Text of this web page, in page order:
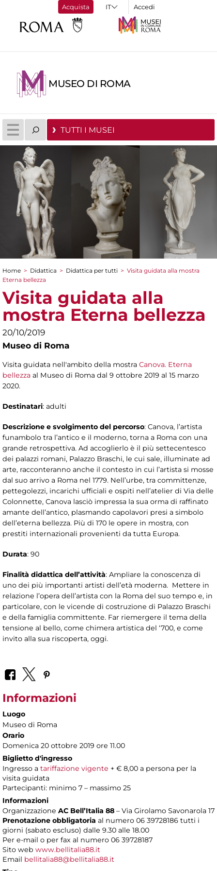
Acquista Accedi
MUSEO DI ROMA
TUTTI I MUSEI
Tu sei qui
Home > Didattica > Didattica per tutti > Visita guidata alla mostra
Eterna bellezza
Visita guidata alla
mostra Eterna bellezza
20/10/2019
Museo di Roma
Visita guidata nell'ambito della mostra Canova. Eterna
bellezza al Museo di Roma dal 9 ottobre 2019 al 15 marzo
2020.
Destinatari: adulti
Descrizione e svolgimento del percorso: Canova, l’artista
funambolo tra l’antico e il moderno, torna a Roma con una
grande retrospettiva. Ad accoglierlo è il più settecentesco
dei palazzi romani, Palazzo Braschi, le cui sale, illuminate ad
arte, racconteranno anche il contesto in cui l’artista si mosse
dal suo arrivo a Roma nel 1779. Nell’urbe, tra committenze,
pettegolezzi, incarichi ufficiali e ospiti nell’atelier di Via delle
Colonnette, Canova lasciò impressa la sua orma di raffinato
amante dell’antico, plasmando capolavori presi a simbolo
dell’eterna bellezza. Più di 170 le opere in mostra, con
prestiti internazionali provenienti da tutta Europa.
Durata: 90
Finalità didattica dell’attività: Ampliare la conoscenza di
uno dei più importanti artisti dell’età moderna. Mettere in
relazione l’opera dell’artista con la Roma del suo tempo e, in
particolare, con le vicende di costruzione di Palazzo Braschi
e della famiglia committente. Far riemergere il tema della
tensione al bello, come chimera artistica del ‘700, e come
invito alla sua riscoperta, oggi.
Informazioni
Luogo
Museo di Roma
Orario
Domenica 20 ottobre 2019 ore 11.00
Biglietto d'ingresso
Ingresso a tariffazione vigente + € 8,00 a persona per la
visita guidata
Partecipanti: minimo 7 – massimo 25
Informazioni
Organizzazione AC Bell’Italia 88 – Via Girolamo Savonarola 17
Prenotazione obbligatoria al numero 06 39728186 tutti i
giorni (sabato escluso) dalle 9.30 alle 18.00
Per e-mail o per fax al numero 06 39728187
Sito web www.bellitalia88.it
Email bellitalia88@bellitalia88.it